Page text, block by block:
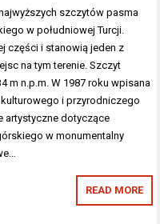
szczytów pasma
w południowej Turcji.
części i stanowią jeden z
na tym terenie. Szczyt
m n.p.m. W 1987 roku wpisana
i przyrodniczego
artystyczne dotyczące
w monumentalny
READ MORE